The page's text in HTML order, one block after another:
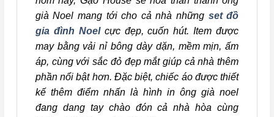
già Noel mang tới cho cả nhà những set đồ
gia đình Noelcực đẹp, cuốn hút. Item được
may bằng vải nỉ bông dày dặn, mềm mịn, ấm
áp, cùng với sắc đỏ đẹp mắt giúp cả nhà thêm
phần nổi bật hơn. Đặc biệt, chiếc áo được thiết
kế thêm điểm nhấn là hình in ông già noel
đang dang tay chào đón cả nhà hòa cùng